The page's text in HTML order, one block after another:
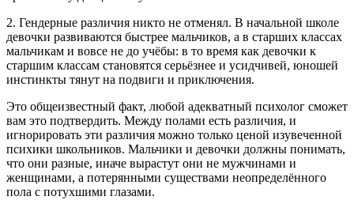
2. Гендерные различия никто не отменял. В начальной школе
девочки развиваются быстрее мальчиков, а в старших классах
мальчикам и вовсе не до учёбы: в то время как девочки к
старшим классам становятся серьёзнее и усидчивей, юношей
инстинкты тянут на подвиги и приключения.
Это общеизвестный факт, любой адекватный психолог сможет
вам это подтвердить. Между полами есть различия, и
игнорировать эти различия можно только ценой изувеченной
психики школьников. Мальчики и девочки должны понимать,
что они разные, иначе вырастут они не мужчинами и
женщинами, а потерянными существами неопределённого
пола с потухшими глазами.